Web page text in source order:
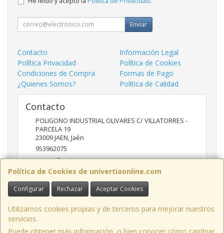
Política de Cookies de univertiaonline.com
Configurar Rechazar Aceptar Cookies
Utilizamos cookies propias y de terceros para mejorar nuestros
servicios.
Enviar
Contacto
Información Legal
Política Privacidad
Política de Cookies
Condiciones de Compra
Formas de Pago
¿Quienes Somos?
Política de Calidad
Contacto
POLIGONO INDUSTRIAL OLIVARES C/ VILLATORRES -
PARCELA 19
23009JAEN,Jaén
953962075
ventas@univertia.es
Horario
09:30 -14:00 Y 16:30- 20:00 HORAS